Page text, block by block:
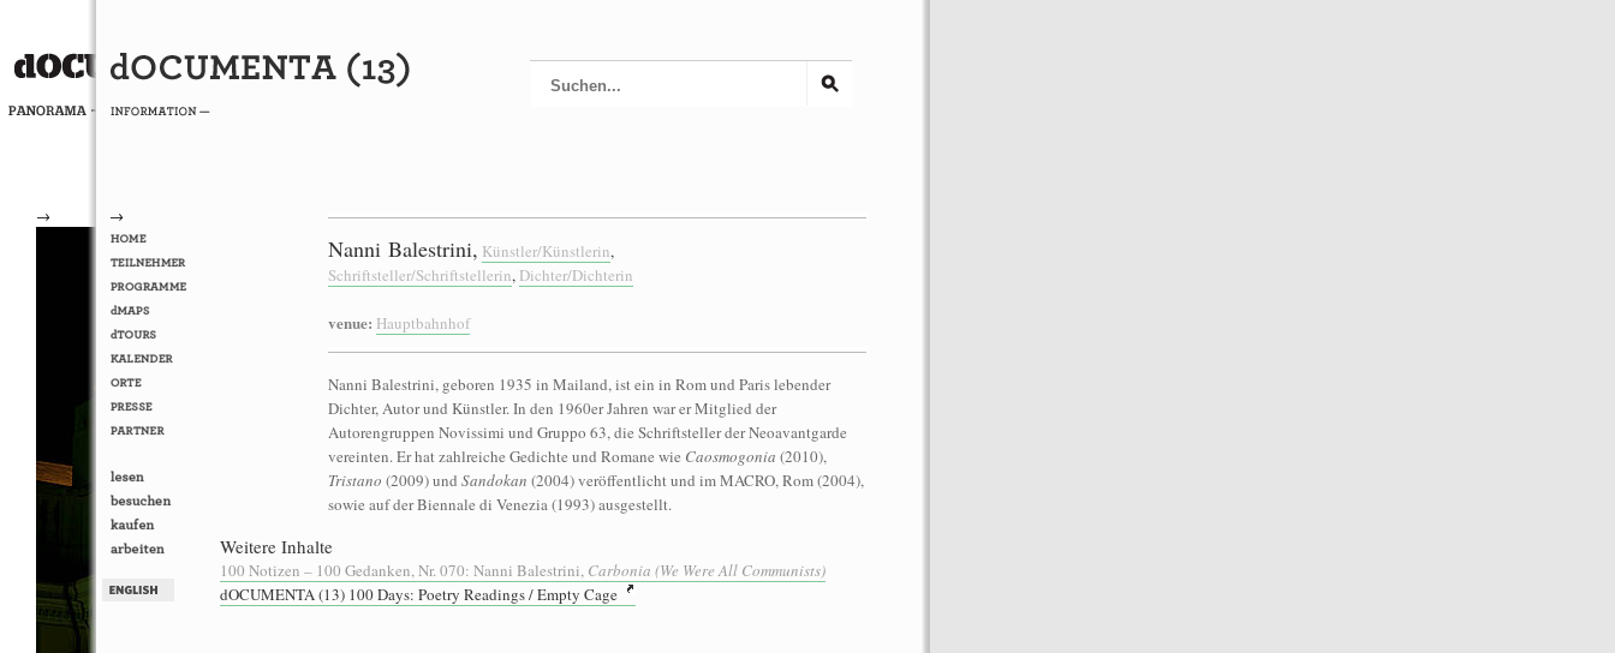
→ →
Nanni Balestrini, Künstler/Künstlerin,
Schriftsteller/Schriftstellerin, Dichter/Dichterin
venue: Hauptbahnhof
Nanni Balestrini, geboren 1935 in Mailand, ist ein in Rom und Paris lebender
Dichter, Autor und Künstler. In den 1960er Jahren war er Mitglied der
Autorengruppen Novissimi und Gruppo 63, die Schriftsteller der Neoavantgarde
vereinten. Er hat zahlreiche Gedichte und Romane wie Caosmogonia (2010),
Tristano (2009) und Sandokan (2004) veröffentlicht und im MACRO, Rom (2004),
sowie auf der Biennale di Venezia (1993) ausgestellt.
Weitere Inhalte
100 Notizen – 100 Gedanken, Nr. 070: Nanni Balestrini, Carbonia (We Were All Communists)
dOCUMENTA (13) 100 Days: Poetry Readings / Empty Cage